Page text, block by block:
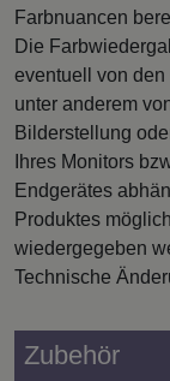
Farbnuancen
Die
eventuell von
unter anderem
Bilderstellung
Ihres Monitors
Endgerätes
Produktes
wiedergegeben
Technische
Zubehör